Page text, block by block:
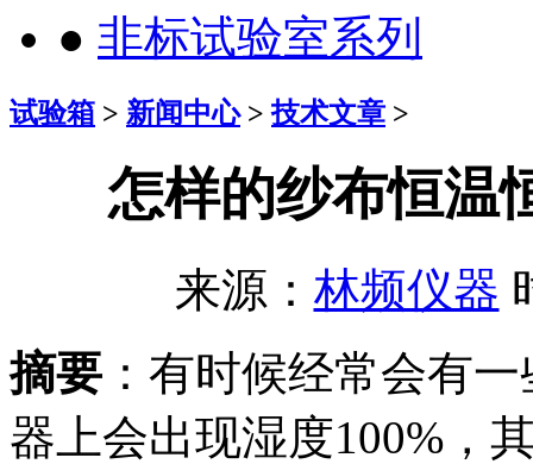
● 非标试验室系列
试验箱 > 新闻中心>技术文章 >
怎样的纱布恒温
来源： 林频仪器
摘要 ：有时候经常会有
器上会出现湿度100%，